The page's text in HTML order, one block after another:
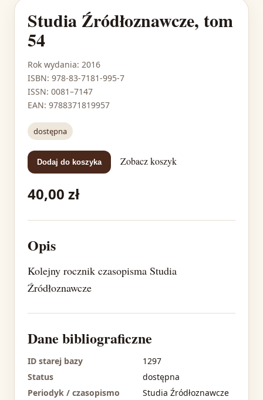
Studia Źródłoznawcze, tom
54
Rok wydania: 2016
ISBN: 978-83-7181-995-7
ISSN: 0081–7147
EAN: 9788371819957
dostępna
Dodaj do koszyka Zobacz koszyk
40,00 zł
Opis
Kolejny rocznik czasopisma Studia
Źródłoznawcze
Dane bibliograficzne
ID starej bazy
1297
Status
dostępna
Periodyk / czasopismo
Studia Źródłoznawcze